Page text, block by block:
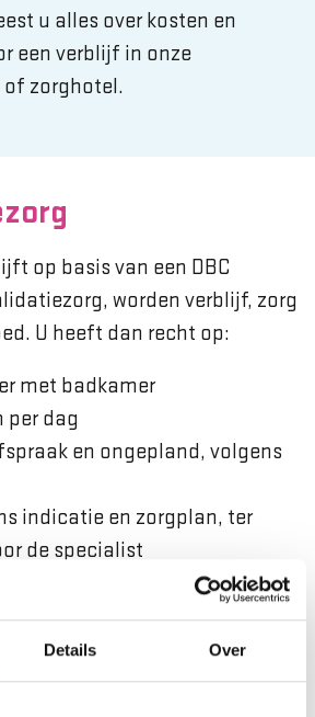
Details Over
u alles over kosten en
een verblijf in onze
zorghotel.
op basis van een DBC
worden verblijf, zorg
U heeft dan recht op:
met badkamer
per dag
en ongepland, volgens
indicatie en zorgplan, ter
de specialist
faciliteiten